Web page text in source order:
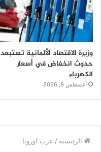
وزيرة الاقتصاد الألمانية تستبعد
حدوث انخفاض في أسعار
الكهرباء
أغسطس 8, 2026